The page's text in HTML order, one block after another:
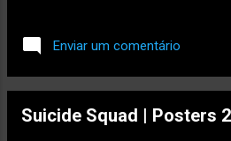
tecnológica dos
não foram
Enviar um comentário
Suicide Squad | Posters 2